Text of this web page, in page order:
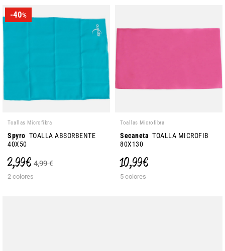
-40%
Toallas Microfibra
Spyro TOALLA ABSORBENTE
40X50
2,99 € 4,99 €
2 colores
Toallas Microfibra
Secaneta TOALLA MICROFIB
80X130
10,99 €
5 colores